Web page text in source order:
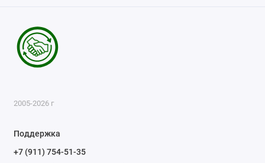
2005-2026 г
Поддержка
+7 (911) 754-51-35